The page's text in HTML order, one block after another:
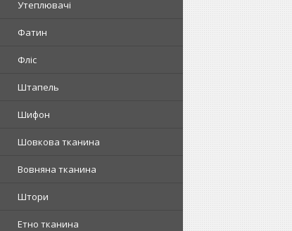
Утеплювачі
Фатин
Фліс
Штапель
Шифон
Шовкова тканина
Вовняна тканина
Штори
Етно тканина